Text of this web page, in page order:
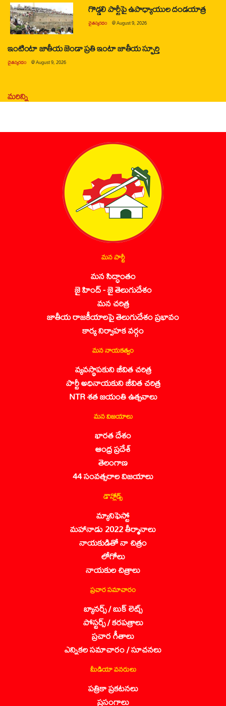
గొడ్డలి పార్టీపై ఉపాధ్యాయుల దండయాత్ర
చైతన్యరధం @August 9, 2026
ఇంటింటా జాతీయ జెండా ప్రతి ఇంటా జాతీయ స్ఫూర్తి
చైతన్యరధం @August 9, 2026
మరిన్ని
మన పార్టీ
మన సిద్ధాంతం
జై హింద్ - జై తెలుగుదేశం
మన చరిత్ర
జాతీయ రాజకీయాలపై తెలుగుదేశం ప్రభావం
కార్య నిర్వాహక వర్గం
మన నాయకత్వం
వ్యవస్థాపకుని జీవిత చరిత్ర
పార్టీ అధినాయకుని జీవిత చరిత్ర
NTR శత జయంతి ఉత్సవాలు
మన విజయాలు
భారత దేశం
ఆంధ్ర ప్రదేశ్
తెలంగాణ
44 సంవత్సరాల విజయాలు
డౌన్లోడ్స్
మ్యానిఫెస్టో
మహానాడు 2022 తీర్మానాలు
నాయకుడితో నా చిత్రం
లోగోలు
నాయకుల చిత్రాలు
ప్రచార సమాచారం
బ్యానర్స్ / బుక్ లెట్స్
పోస్టర్స్ / కరపత్రాలు
ప్రచార గీతాలు
ఎన్నికల సమాచారం / సూచనలు
మీడియా వనరులు
పత్రికా ప్రకటనలు
ప్రసంగాలు